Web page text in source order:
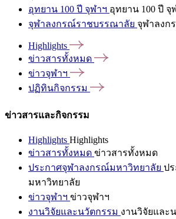
อุทยาน 100 ปี จุฬาฯ อุทยาน 100 ปี จุ
จุฬาลงกรณ์ราชบรรณาลัย จุฬาลงก
Highlights
ข่าวสารทั้งหมด
ข่าวจุฬาฯ
ปฏิทินกิจกรรม
ข่าวสารและกิจกรรม
Highlights Highlights
ข่าวสารทั้งหมด ข่าวสารทั้งหมด
ประกาศจุฬาลงกรณ์มหาวิทยาลัย ป
มหาวิทยาลัย
ข่าวจุฬาฯ ข่าวจุฬาฯ
งานวิจัยและนวัตกรรม งานวิจัยและ